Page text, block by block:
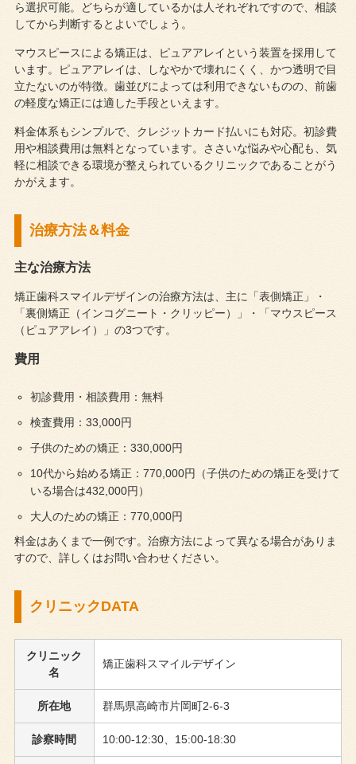
ら選択可能。どちらが適しているかは人それぞれですので、相談
してから判断するとよいでしょう。
マウスピースによる矯正は、ピュアアレイという装置を採用して
います。ピュアアレイは、しなやかで壊れにくく、かつ透明で目
立たないのが特徴。歯並びによっては利用できないものの、前歯
の軽度な矯正には適した手段といえます。
料金体系もシンプルで、クレジットカード払いにも対応。初診費
用や相談費用は無料となっています。ささいな悩みや心配も、気
軽に相談できる環境が整えられているクリニックであることがう
かがえます。
治療方法＆料金
主な治療方法
矯正歯科スマイルデザインの治療方法は、主に「表側矯正」・
「裏側矯正（インコグニート・クリッピー）」・「マウスピース
（ピュアアレイ）」の3つです。
費用
初診費用・相談費用：無料
検査費用：33,000円
子供のための矯正：330,000円
10代から始める矯正：770,000円（子供のための矯正を受けて
いる場合は432,000円）
大人のための矯正：770,000円
料金はあくまで一例です。治療方法によって異なる場合がありま
すので、詳しくはお問い合わせください。
クリニックDATA
クリニック
名
矯正歯科スマイルデザイン
所在地 群馬県高崎市片岡町2-6-3
診察時間 10:00-12:30、15:00-18:30